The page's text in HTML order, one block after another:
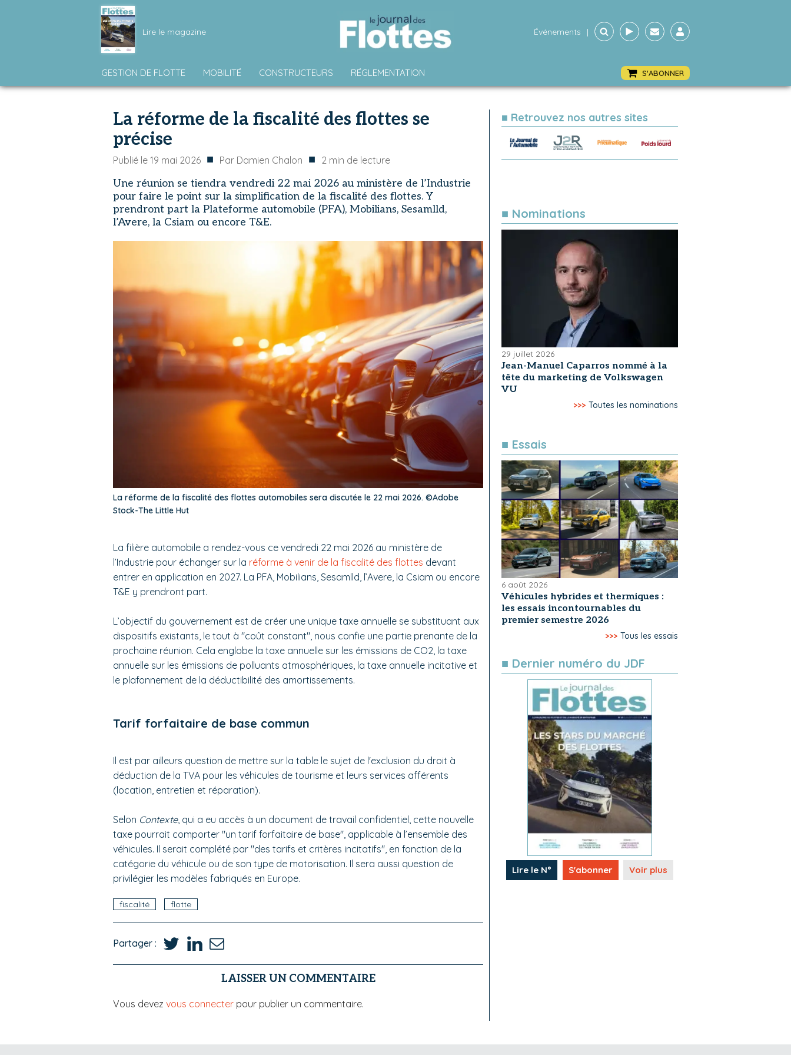
Lire le magazine Événements |
GESTION DE FLOTTE MOBILITÉ CONSTRUCTEURS RÉGLEMENTATION S'ABONNER
La réforme de la fiscalité des flottes se
précise
Publié le 19 mai 2026 ■ Par Damien Chalon ■ 2 min de lecture
Une réunion se tiendra vendredi 22 mai 2026 au ministère de l’Industrie
pour faire le point sur la simplification de la fiscalité des flottes. Y
prendront part la Plateforme automobile (PFA), Mobilians, Sesamlld,
l’Avere, la Csiam ou encore T&E.
La réforme de la fiscalité des flottes automobiles sera discutée le 22 mai 2026. ©Adobe
Stock-The Little Hut
La filière automobile a rendez-vous ce vendredi 22 mai 2026 au ministère de
l’Industrie pour échanger sur la réforme à venir de la fiscalité des flottes devant
entrer en application en 2027. La PFA, Mobilians, Sesamlld, l’Avere, la Csiam ou encore
T&E y prendront part.
L’objectif du gouvernement est de créer une unique taxe annuelle se substituant aux
dispositifs existants, le tout à "coût constant", nous confie une partie prenante de la
prochaine réunion. Cela englobe la taxe annuelle sur les émissions de CO2, la taxe
annuelle sur les émissions de polluants atmosphériques, la taxe annuelle incitative et
le plafonnement de la déductibilité des amortissements.
Tarif forfaitaire de base commun
Il est par ailleurs question de mettre sur la table le sujet de l'exclusion du droit à
déduction de la TVA pour les véhicules de tourisme et leurs services afférents
(location, entretien et réparation).
Selon Contexte, qui a eu accès à un document de travail confidentiel, cette nouvelle
taxe pourrait comporter "un tarif forfaitaire de base", applicable à l’ensemble des
véhicules. Il serait complété par "des tarifs et critères incitatifs", en fonction de la
catégorie du véhicule ou de son type de motorisation. Il sera aussi question de
privilégier les modèles fabriqués en Europe.
fiscalité flotte
Partager :
LAISSER UN COMMENTAIRE
Vous devez vous connecter pour publier un commentaire.
■ Retrouvez nos autres sites
■ Nominations
29 juillet 2026
Jean-Manuel Caparros nommé à la
tête du marketing de Volkswagen
VU
>>> Toutes les nominations
■ Essais
6 août 2026
Véhicules hybrides et thermiques :
les essais incontournables du
premier semestre 2026
>>> Tous les essais
■ Dernier numéro du JDF
Lire le N° S'abonner Voir plus